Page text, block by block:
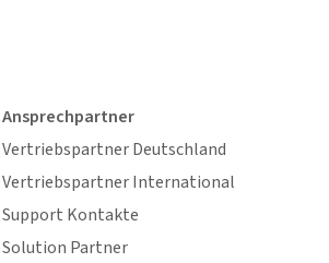
Ansprechpartner
Vertriebspartner Deutschland
Vertriebspartner International
Support Kontakte
Solution Partner